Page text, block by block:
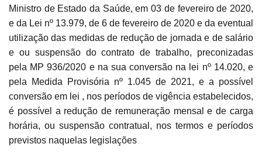
Ministro de Estado da Saúde, em 03 de fevereiro de 2020,
e da Lei nº 13.979, de 6 de fevereiro de 2020 e da eventual
utilização das medidas de redução de jornada e de salário
e ou suspensão do contrato de trabalho, preconizadas
pela MP 936/2020 e na sua conversão na lei nº 14.020, e
pela Medida Provisória nº 1.045 de 2021, e a possível
conversão em lei , nos períodos de vigência estabelecidos,
é possível a redução de remuneração mensal e de carga
horária, ou suspensão contratual, nos termos e períodos
previstos naquelas legislações